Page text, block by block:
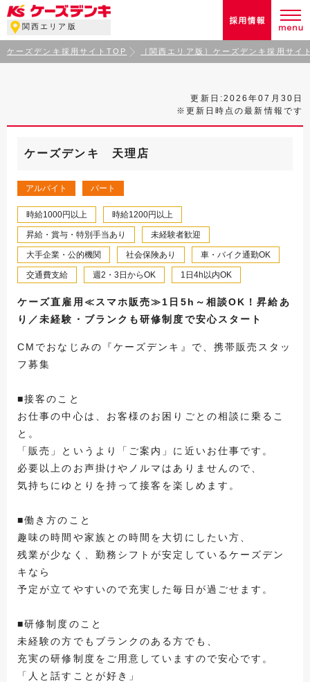
関西エリア版
ケーズデンキ採用サイトTOP ［関西エリア版］ケーズデンキ採用サイ
更新日:2026年07月30日
※更新日時点の最新情報です
ケーズデンキ 天理店
アルバイト パート
時給1000円以上 時給1200円以上
昇給・賞与・特別手当あり 未経験者歓迎
大手企業・公的機関 社会保険あり 車・バイク通勤OK
交通費支給 週2・3日からOK 1日4h以内OK
ケーズ直雇用≪スマホ販売≫1日5h～相談OK！昇給あ
り／未経験・ブランクも研修制度で安心スタート
CMでおなじみの『ケーズデンキ』で、携帯販売スタッ
フ募集
■接客のこと
お仕事の中心は、お客様のお困りごとの相談に乗るこ
と。
「販売」というより「ご案内」に近いお仕事です。
必要以上のお声掛けやノルマはありませんので、
気持ちにゆとりを持って接客を楽しめます。
■働き方のこと
趣味の時間や家族との時間を大切にしたい方、
残業が少なく、勤務シフトが安定しているケーズデン
キなら
予定が立てやすいので充実した毎日が過ごせます。
■研修制度のこと
未経験の方でもブランクのある方でも、
充実の研修制度をご用意していますので安心です。
「人と話すことが好き」